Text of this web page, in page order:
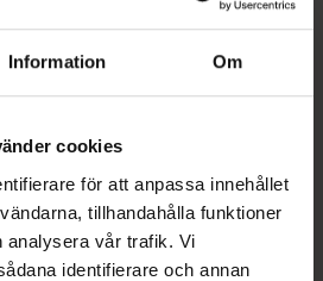
Information Om
cookies
för att anpassa innehållet
tillhandahålla funktioner
analysera vår trafik. Vi
identifierare och annan
ditt recept
Dölj